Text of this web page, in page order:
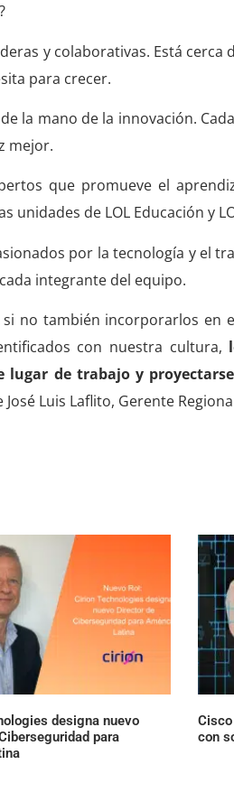
y colaborativas. Está cerca
para crecer.
la mano de la innovación.
mejor.
que promueve el
de LOL Educación y
por la tecnología y el
integrante del equipo.
no también incorporarlos en
con nuestra cultura,
de trabajo y
José Luis Laflito, Gerente
designa nuevo
para
con